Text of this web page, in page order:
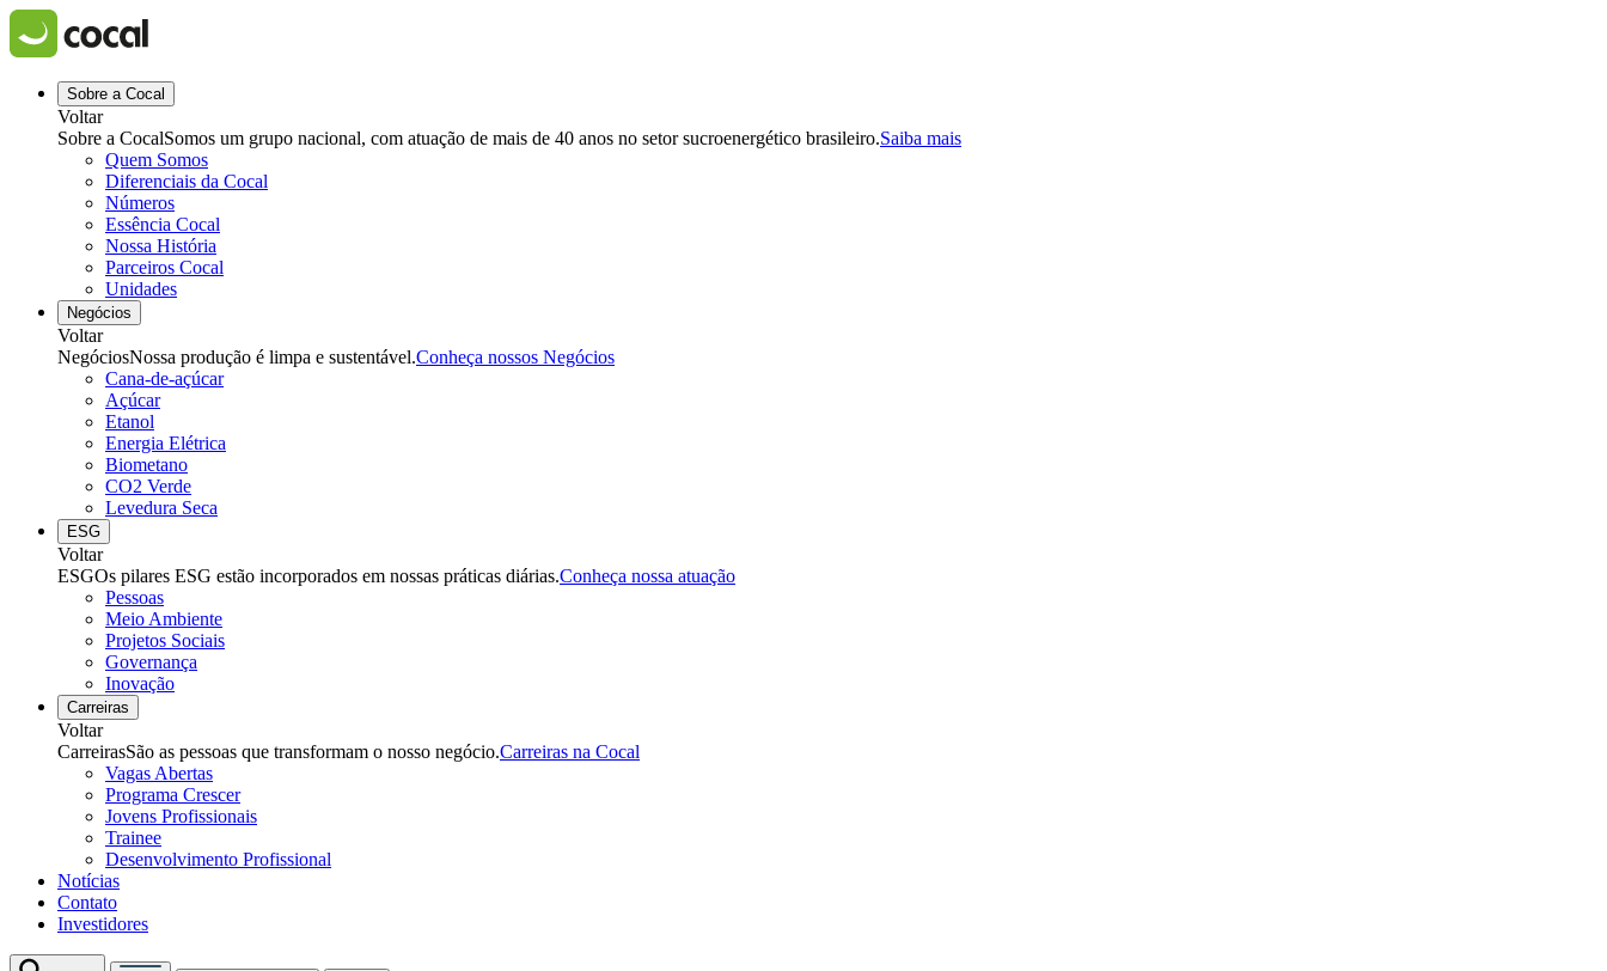
Sobre a Cocal
Voltar
Sobre a CocalSomos um grupo nacional, com atuação de mais de 40 anos no setor sucroenergético brasileiro.Saiba mais
Quem Somos
Diferenciais da Cocal
Números
Essência Cocal
Nossa História
Parceiros Cocal
Unidades
Negócios
Voltar
NegóciosNossa produção é limpa e sustentável.Conheça nossos Negócios
Cana-de-açúcar
Açúcar
Etanol
Energia Elétrica
Biometano
CO2 Verde
Levedura Seca
ESG
Voltar
ESGOs pilares ESG estão incorporados em nossas práticas diárias.Conheça nossa atuação
Pessoas
Meio Ambiente
Projetos Sociais
Governança
Inovação
Carreiras
Voltar
CarreirasSão as pessoas que transformam o nosso negócio.Carreiras na Cocal
Vagas Abertas
Programa Crescer
Jovens Profissionais
Trainee
Desenvolvimento Profissional
Notícias
Contato
Investidores